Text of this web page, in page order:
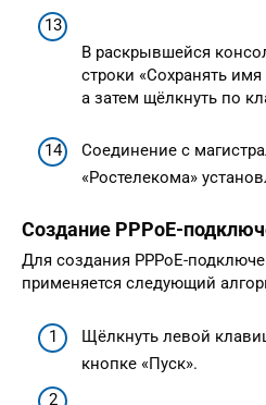
В раскрывшейся
строки «Сохранять
а затем щёлкнуть по
Соединение с
«Ростелекома»
Создание PPPoE-
Для создания PPPoE-
применяется следующий
Щёлкнуть левой
кнопке «Пуск».